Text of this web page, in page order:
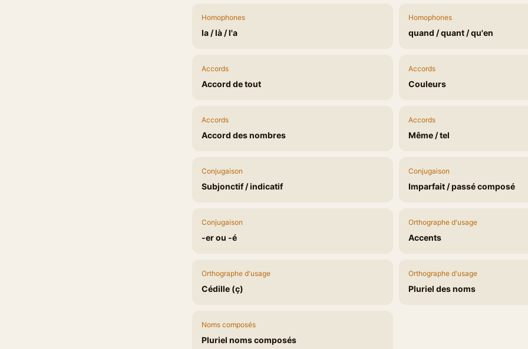
Homophones
la / là / l'a
Homophones
quand / quant / qu'en
Accords
Accord de tout
Accords
Couleurs
Accords
Accord des nombres
Accords
Même / tel
Conjugaison
Subjonctif / indicatif
Conjugaison
Imparfait / passé composé
Conjugaison
-er ou -é
Orthographe d'usage
Accents
Orthographe d'usage
Cédille (ç)
Orthographe d'usage
Pluriel des noms
Noms composés
Pluriel noms composés